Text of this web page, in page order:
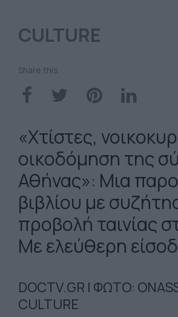
CULTURE
Share this
«Χτίστες,
οικοδόμηση της
Αθήνας»: Μια
βιβλίου με
προβολή ταινίας
Με ελεύθερη
DOCTV.GR | ΦΩΤΟ:
CULTURE